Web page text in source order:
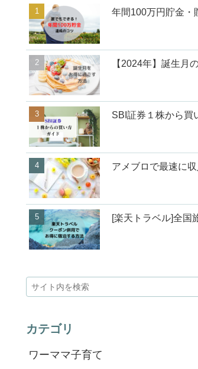
年間100万円貯金・
【2024年】誕生月
SBI証券１株から買
アメブロで最速に
[楽天トラベル]全国
カテゴリ
ワーママ子育て